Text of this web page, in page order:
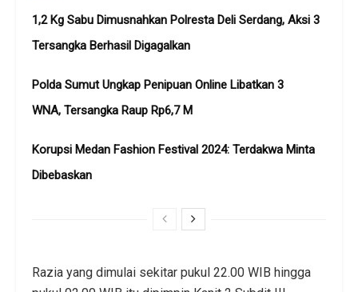
1,2 Kg Sabu Dimusnahkan Polresta Deli Serdang, Aksi 3
Tersangka Berhasil Digagalkan
Polda Sumut Ungkap Penipuan Online Libatkan 3
WNA, Tersangka Raup Rp6,7 M
Korupsi Medan Fashion Festival 2024: Terdakwa Minta
Dibebaskan
Razia yang dimulai sekitar pukul 22.00 WIB hingga